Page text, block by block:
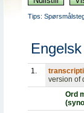
Tips:
Engelsk
1.
version of
Ord